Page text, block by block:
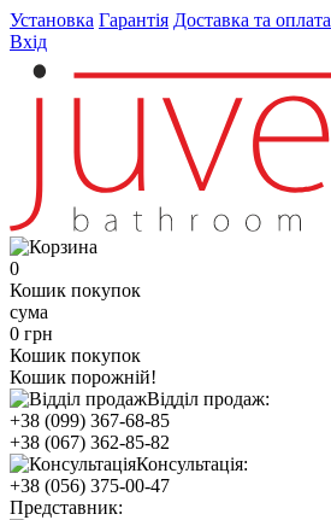
Установка Гарантія Доставка та оплата
Вхід
0
Кошик покупок
сума
0 грн
Кошик покупок
Кошик порожній!
Відділ продаж:
+38 (099) 367-68-85
+38 (067) 362-85-82
Консультація:
+38 (056) 375-00-47
Представник: